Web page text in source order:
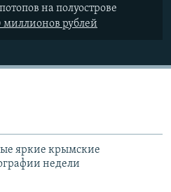
на полуострове
миллионов рублей
яркие крымские
недели